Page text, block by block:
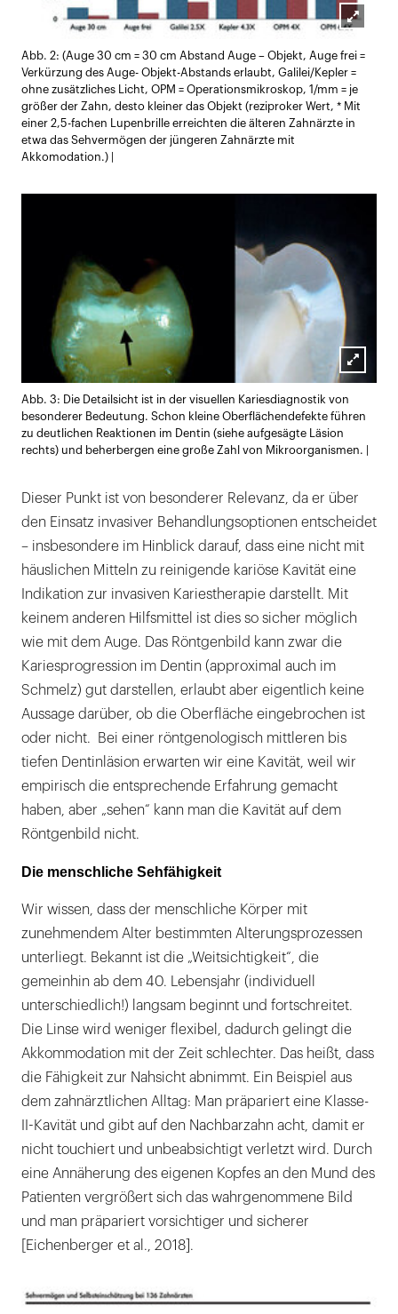
öffnen
Abb. 2: (Auge 30 cm = 30 cm Abstand Auge – Objekt, Auge frei =
Verkürzung des Auge- Objekt-Abstands erlaubt, Galilei/Kepler =
ohne zusätzliches Licht, OPM = Operationsmikroskop, 1/mm = je
größer der Zahn, desto kleiner das Objekt (reziproker Wert, * Mit
einer 2,5-fachen Lupenbrille erreichten die älteren Zahnärzte in
etwa das Sehvermögen der jüngeren Zahnärzte mit
Akkomodation.) |
Abb. 3: Die Detailsicht ist in der visuellen Kariesdiagnostik von
besonderer Bedeutung. Schon kleine Oberflächendefekte führen
zu deutlichen Reaktionen im Dentin (siehe aufgesägte Läsion
rechts) und beherbergen eine große Zahl von Mikroorganismen. |
Dieser Punkt ist von besonderer Relevanz, da er über
den Einsatz invasiver Behandlungsoptionen entscheidet
– insbesondere im Hinblick darauf, dass eine nicht mit
häuslichen Mitteln zu reinigende kariöse Kavität eine
Indikation zur invasiven Kariestherapie darstellt. Mit
keinem anderen Hilfsmittel ist dies so sicher möglich
wie mit dem Auge. Das Röntgenbild kann zwar die
Kariesprogression im Dentin (approximal auch im
Schmelz) gut darstellen, erlaubt aber eigentlich keine
Aussage darüber, ob die Oberfläche eingebrochen ist
oder nicht. Bei einer röntgenologisch mittleren bis
tiefen Dentinläsion erwarten wir eine Kavität, weil wir
empirisch die entsprechende Erfahrung gemacht
haben, aber „sehen“ kann man die Kavität auf dem
Röntgenbild nicht.
Die menschliche Sehfähigkeit
Wir wissen, dass der menschliche Körper mit
zunehmendem Alter bestimmten Alterungsprozessen
unterliegt. Bekannt ist die „Weitsichtigkeit“, die
gemeinhin ab dem 40. Lebensjahr (individuell
unterschiedlich!) langsam beginnt und fortschreitet.
Die Linse wird weniger flexibel, dadurch gelingt die
Akkommodation mit der Zeit schlechter. Das heißt, dass
die Fähigkeit zur Nahsicht abnimmt. Ein Beispiel aus
dem zahnärztlichen Alltag: Man präpariert eine Klasse-
II-Kavität und gibt auf den Nachbarzahn acht, damit er
nicht touchiert und unbeabsichtigt verletzt wird. Durch
eine Annäherung des eigenen Kopfes an den Mund des
Patienten vergrößert sich das wahrgenommene Bild
und man präpariert vorsichtiger und sicherer
[Eichenberger et al., 2018].